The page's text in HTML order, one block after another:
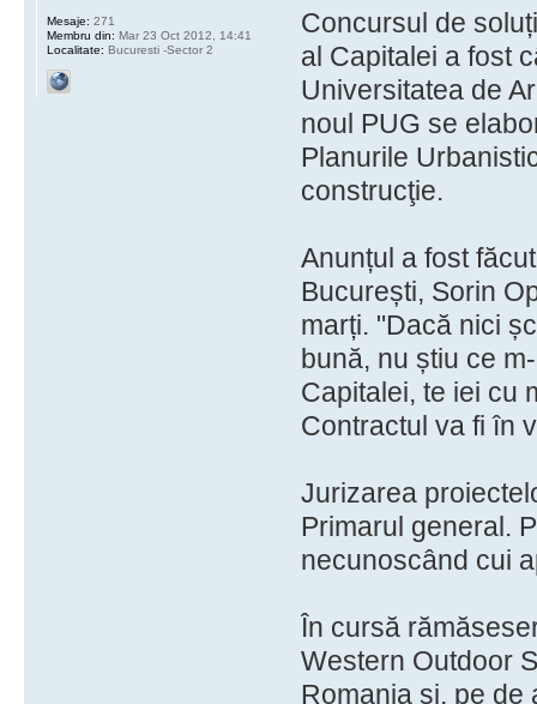
Concursul de
al Capitalei a fost
Universitatea de
noul PUG se
Planurile
construcţie.
Anunțul a fost
București, Sorin
marți. "Dacă nici
bună, nu știu ce
Capitalei, te iei cu
Contractul va fi în
Jurizarea
Primarul general.
necunoscând cui
În cursă
Western Outdoor
Romania şi, pe de
Mesaje: 271
Membru din: Mar 23 Oct 2012, 14:41
Localitate: Bucuresti -Sector 2